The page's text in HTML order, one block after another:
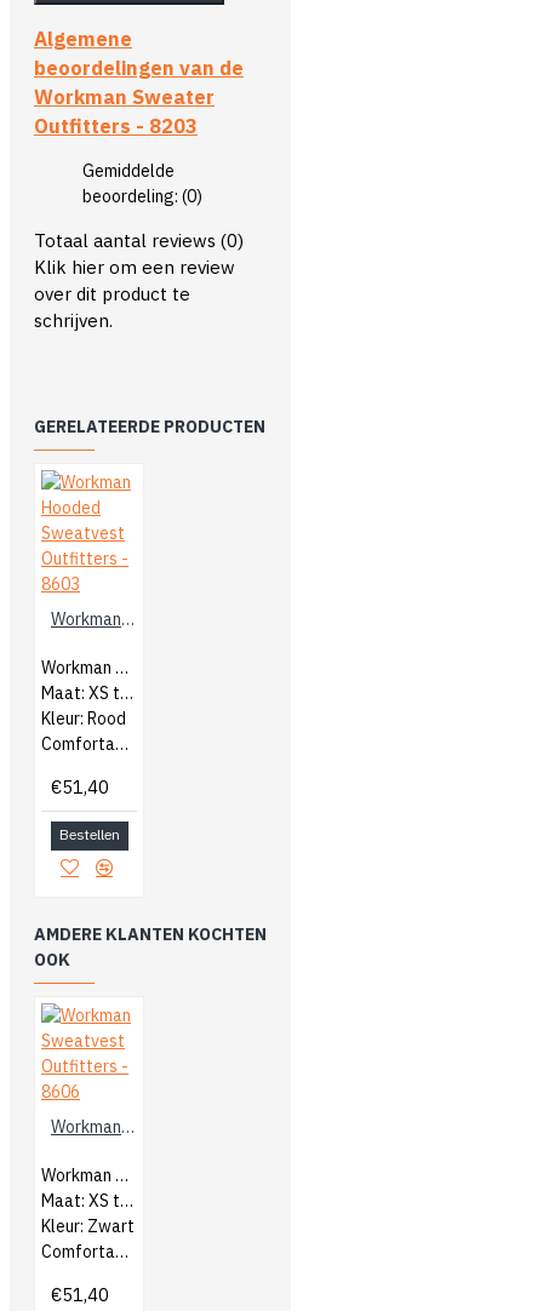
Algemene
beoordelingen van de
Workman Sweater
Outfitters - 8203
Gemiddelde
beoordeling: (0)
Totaal aantal reviews (0)
Klik hier om een review
over dit product te
schrijven.
GERELATEERDE PRODUCTEN
Workman Hooded Sweatvest Outfitters - 8603
Workman Heren Hooded Sweatvest
Maat: XS t/m 5XL
Kleur: Rood
Comfortabel vest met capuchon
€51,40
Bestellen
AMDERE KLANTEN KOCHTEN
OOK
Workman Sweatvest Outfitters - 8606
Workman Heren Hooded Sweatvest
Maat: XS t/m 5XL
Kleur: Zwart
Comfortabel vest met capuchon
€51,40